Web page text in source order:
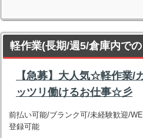
軽作業(長期/週5/倉庫内で
【急募】大人気☆軽作業/
ッツリ働けるお仕事☆彡
前払い可能/ブランク可/未経験歓迎/
登録可能